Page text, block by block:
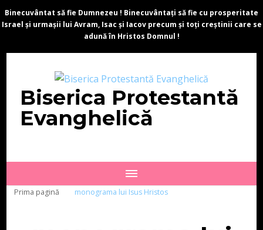
Binecuvântat să fie Dumnezeu ! Binecuvântați să fie cu prosperitate
Israel și urmașii lui Avram, Isac și Iacov precum și toți creștinii care se
adună în Hristos Domnul !
Biserica Protestantă
Evanghelică
Prima pagină monograma lui Isus Hristos